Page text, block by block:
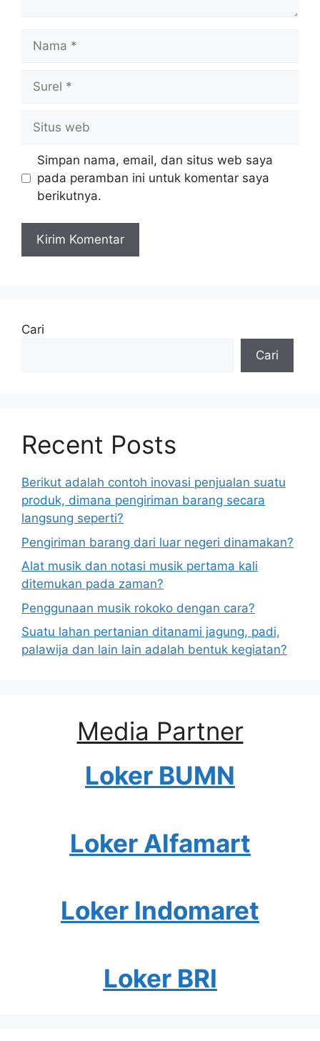
web
Simpan nama, email, dan situs web saya
pada peramban ini untuk komentar saya
berikutnya.
Cari
Cari
Recent Posts
Berikut adalah contoh inovasi penjualan suatu
produk, dimana pengiriman barang secara
langsung seperti?
Pengiriman barang dari luar negeri dinamakan?
Alat musik dan notasi musik pertama kali
ditemukan pada zaman?
Penggunaan musik rokoko dengan cara?
Suatu lahan pertanian ditanami jagung, padi,
palawija dan lain lain adalah bentuk kegiatan?
Media Partner
Loker BUMN
Loker Alfamart
Loker Indomaret
Loker BRI